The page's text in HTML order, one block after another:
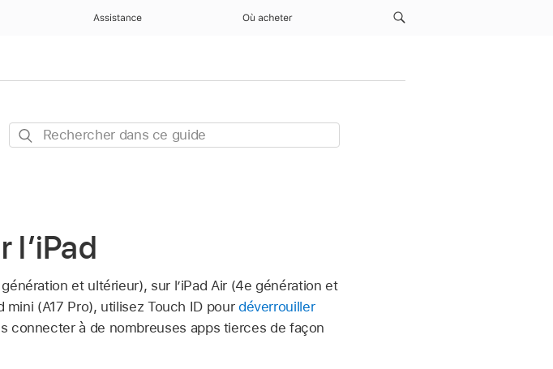
Assistance Où acheter
Rechercher
l’iPad
et ultérieur), sur l’iPad Air (4e génération et
mini (A17 Pro), utilisez Touch ID pour déverrouiller
connecter à de nombreuses apps tierces de façon